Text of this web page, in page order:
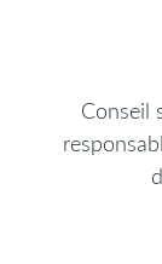
Conseil